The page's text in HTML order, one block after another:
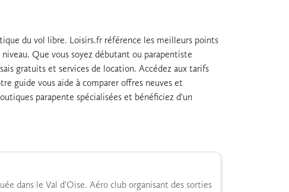
du vol libre. Loisirs.fr référence les meilleurs points
Que vous soyez débutant ou parapentiste
gratuits et services de location. Accédez aux tarifs
guide vous aide à comparer offres neuves et
parapente spécialisées et bénéficiez d'un
dans le Val d'Oise. Aéro club organisant des sorties